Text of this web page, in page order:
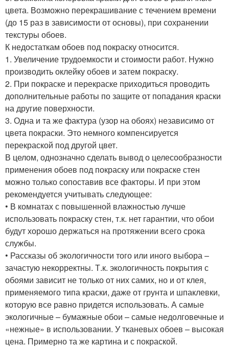
цвета. Возможно перекрашивание с течением времени
(до 15 раз в зависимости от основы), при сохранении
текстуры обоев.
К недостаткам обоев под покраску относится.
1. Увеличение трудоемкости и стоимости работ. Нужно
производить оклейку обоев и затем покраску.
2. При покраске и перекраске приходиться проводить
дополнительные работы по защите от попадания краски
на другие поверхности.
3. Одна и та же фактура (узор на обоях) независимо от
цвета покраски. Это немного компенсируется
перекраской под другой цвет.
В целом, однозначно сделать вывод о целесообразности
применения обоев под покраску или покраске стен
можно только сопоставив все факторы. И при этом
рекомендуется учитывать следующее:
• В комнатах с повышенной влажностью лучше
использовать покраску стен, т.к. нет гарантии, что обои
будут хорошо держаться на протяжении всего срока
службы.
• Рассказы об экологичности того или иного выбора –
зачастую некорректны. Т.к. экологичность покрытия с
обоями зависит не только от них самих, но и от клея,
применяемого типа краски, даже от грунта и шпаклевки,
которую все равно придется использовать. А самые
экологичные – бумажные обои – самые недолговечные и
«нежные» в использовании. У тканевых обоев – высокая
цена. Примерно та же картина и с покраской.